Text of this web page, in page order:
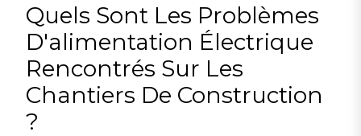
Quels Sont Les Problèmes
D'alimentation Électrique
Rencontrés Sur Les
Chantiers De Construction
?